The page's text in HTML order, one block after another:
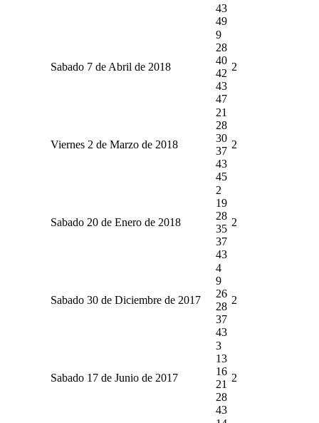
43
49
Sabado 7 de Abril de 2018
9
28
40
42
43
47
2
Viernes 2 de Marzo de 2018
21
28
30
37
43
45
2
Sabado 20 de Enero de 2018
2
19
28
35
37
43
2
Sabado 30 de Diciembre de 2017
4
9
26
28
37
43
2
Sabado 17 de Junio de 2017
3
13
16
21
28
43
2